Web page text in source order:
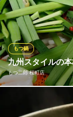
てしまう濃厚な味
旨味たっぷりで食
せていただいており
個室完備 炭火
九州料理専門個
名鉄三河線豊田
愛知県豊田市若宮町
九州スタイルの
もつ二郎 桜町店
もつ鍋
寒い冬はもちろん
もつ二郎のもつ鍋